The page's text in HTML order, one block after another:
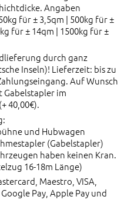
Angaben
für ± 3,5qm | 500kg für ±
für ± 14qm | 1500kg für ±
durch ganz
Inseln)! Lieferzeit: bis zu
Auf Wunsch
Gabelstapler im
40,00€).
und Hubwagen
(Gabelstapler)
haben keinen Kran.
16-18m Länge)
Maestro, VISA,
Pay, Apple Pay und